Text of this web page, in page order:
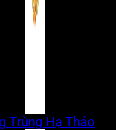
Trùng Hạ Thảo